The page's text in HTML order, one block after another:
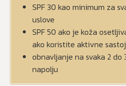
SPF 30 kao minimum za
uslove
SPF 50 ako je koža
ako koristite aktivne
obnavljanje na svaka 2 do
napolju